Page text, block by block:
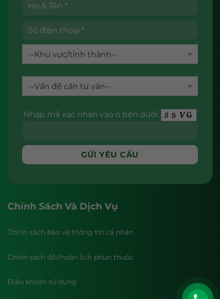
Nhập mã xác nhận vào ô bên dưới:
Chính Sách Và Dịch Vụ
Chính sách bảo vệ thông tin cá nhân
Chính sách đổi/hoãn lịch phun thuốc
Điều khoản sử dụng